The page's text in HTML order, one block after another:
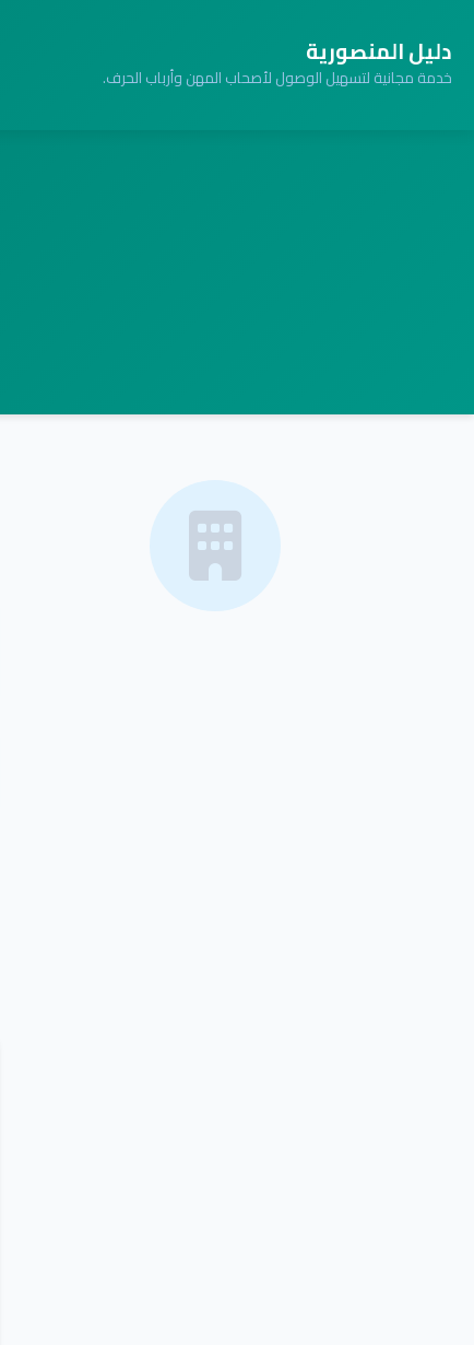
دليل المنصورية
خدمة مجانية لتسهيل الوصول لأصحاب المهن وأرباب الحرف.